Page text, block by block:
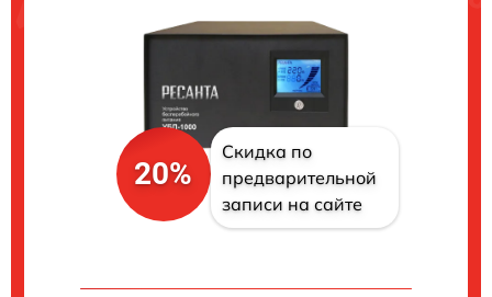
20%
Скидка по
предварительной
записи на сайте